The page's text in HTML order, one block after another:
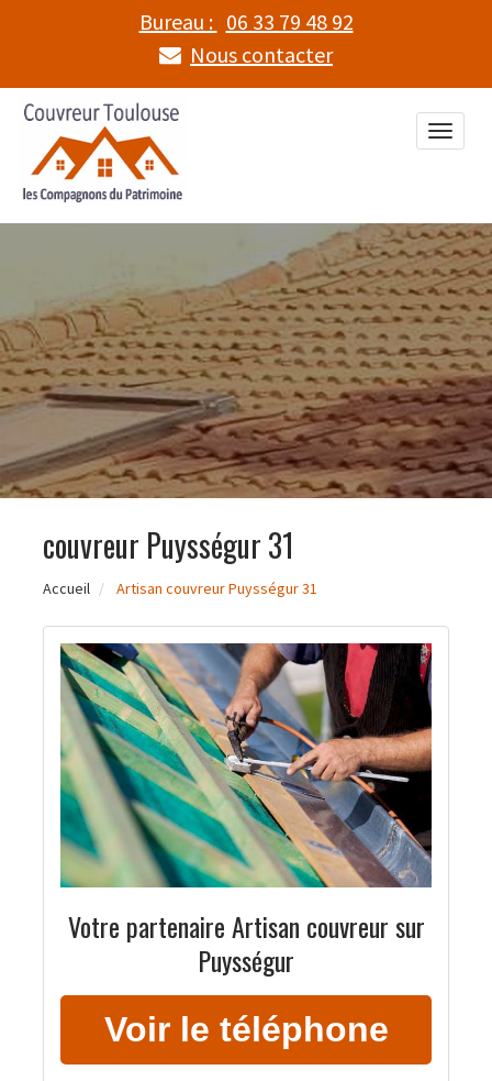
Bureau : 06 33 79 48 92
Nous contacter
Toggle
couvreur Puysségur 31
Accueil Artisan couvreur Puysségur 31
Votre partenaire Artisan couvreur sur
Puysségur